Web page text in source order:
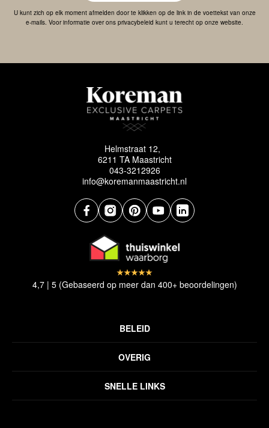
U kunt zich op elk moment afmelden door te klikken op de link in de voettekst van onze
e-mails. Voor informatie over ons privacybeleid kunt u terecht op onze website.
Helmstraat 12,
6211 TA Maastricht
043-3212926
info@koremanmaastricht.nl
SNELLE LINKS
OVERIG
BELEID
Verzendbeleid
4,7 | 5 (Gebaseerd op meer dan 400+ beoordelingen)